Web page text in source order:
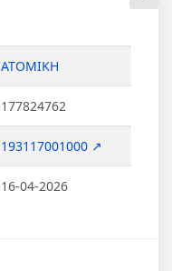
ΑΤΟΜΙΚΗ
177824762
193117001000 ↗
16-04-2026